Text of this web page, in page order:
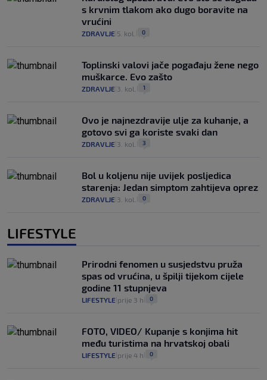
s krvnim tlakom ako dugo boravite na
vrućini
ZDRAVLJE 5. kol. 0
Toplinski valovi jače pogađaju žene nego
muškarce. Evo zašto
ZDRAVLJE 3. kol. 1
Ovo je najnezdravije ulje za kuhanje, a
gotovo svi ga koriste svaki dan
ZDRAVLJE 3. kol. 3
Bol u koljenu nije uvijek posljedica
starenja: Jedan simptom zahtijeva oprez
ZDRAVLJE 3. kol. 0
LIFESTYLE
Prirodni fenomen u susjedstvu pruža
spas od vrućina, u špilji tijekom cijele
godine 11 stupnjeva
LIFESTYLE prije 3 h 0
FOTO, VIDEO/ Kupanje s konjima hit
među turistima na hrvatskoj obali
LIFESTYLE prije 4 h 0